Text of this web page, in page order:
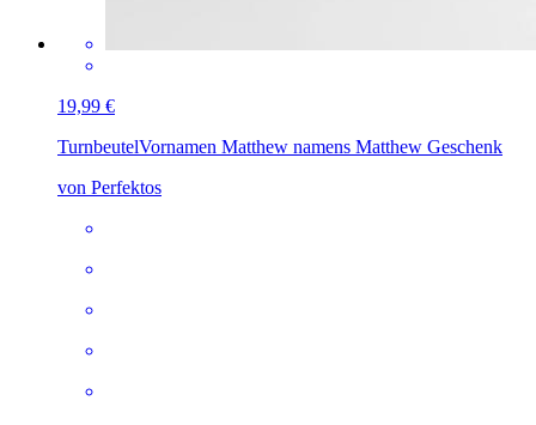
19,99 €
TurnbeutelVornamen Matthew namens Matthew Geschenk
von Perfektos